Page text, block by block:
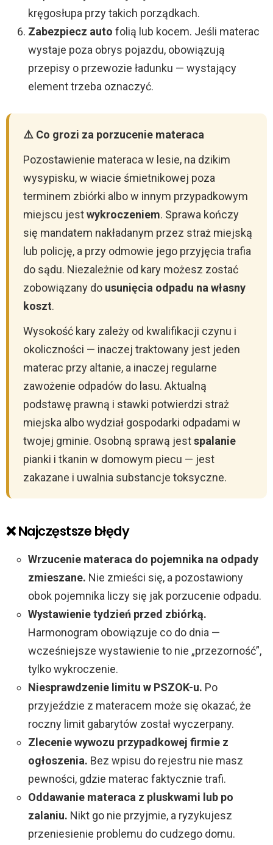
kręgosłupa przy takich porządkach.
Zabezpiecz auto folią lub kocem. Jeśli materac
wystaje poza obrys pojazdu, obowiązują
przepisy o przewozie ładunku — wystający
element trzeba oznaczyć.
⚠️ Co grozi za porzucenie materaca
Pozostawienie materaca w lesie, na dzikim
wysypisku, w wiacie śmietnikowej poza
terminem zbiórki albo w innym przypadkowym
miejscu jestwykroczeniem. Sprawa kończy
się mandatem nakładanym przez straż miejską
lub policję, a przy odmowie jego przyjęcia trafia
do sądu. Niezależnie od kary możesz zostać
zobowiązany do usunięcia odpadu na własny
koszt.
Wysokość kary zależy od kwalifikacji czynu i
okoliczności — inaczej traktowany jest jeden
materac przy altanie, a inaczej regularne
zawożenie odpadów do lasu. Aktualną
podstawę prawną i stawki potwierdzi straż
miejska albo wydział gospodarki odpadami w
twojej gminie. Osobną sprawą jestspalanie
pianki i tkanin w domowym piecu — jest
zakazane i uwalnia substancje toksyczne.
❌ Najczęstsze błędy
Wrzucenie materaca do pojemnika na odpady
zmieszane. Nie zmieści się, a pozostawiony
obok pojemnika liczy się jak porzucenie odpadu.
Wystawienie tydzień przed zbiórką.
Harmonogram obowiązuje co do dnia —
wcześniejsze wystawienie to nie „przezorność”,
tylko wykroczenie.
Niesprawdzenie limitu w PSZOK-u. Po
przyjeździe z materacem może się okazać, że
roczny limit gabarytów został wyczerpany.
Zlecenie wywozu przypadkowej firmie z
ogłoszenia. Bez wpisu do rejestru nie masz
pewności, gdzie materac faktycznie trafi.
Oddawanie materaca z pluskwami lub po
zalaniu. Nikt go nie przyjmie, a ryzykujesz
przeniesienie problemu do cudzego domu.